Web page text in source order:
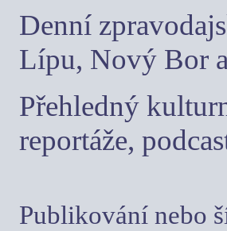
Denní
Lípu, Nový Bor
Přehledný
reportáže,
Publikování nebo